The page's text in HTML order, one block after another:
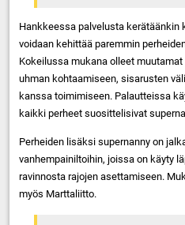
Hankkeessa palvelusta kerätäänkin
voidaan kehittää paremmin
Kokeilussa mukana olleet
uhman kohtaamiseen, sisarusten
kanssa toimimiseen. Palautteissa
kaikki perheet suosittelisivat
Perheiden lisäksi supernanny on
vanhempainiltoihin, joissa on käyty
ravinnosta rajojen asettamiseen.
myös Marttaliitto.